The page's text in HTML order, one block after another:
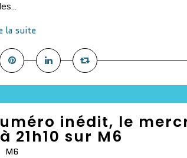
la suite
inédit, le
21h10 sur M6
M6